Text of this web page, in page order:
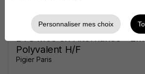
BTS Mco en Alternance -
Polyvalent H/F
Pigier Paris
Personnaliser mes choix